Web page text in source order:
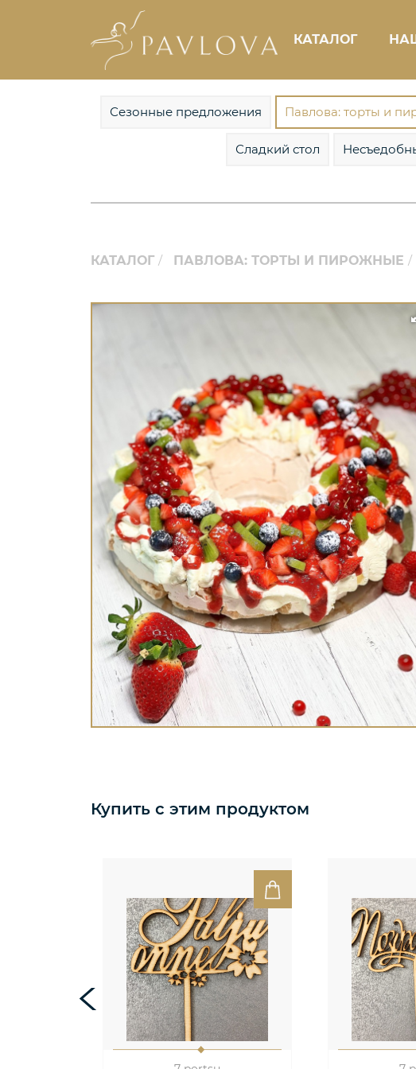
КАТАЛОГ
Сезонные предложения Павлова: торты и
Сладкий стол
КАТАЛОГ ПАВЛОВА: ТОРТЫ И ПИРОЖНЫЕ
Купить с этим продуктом